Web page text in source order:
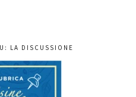
LA DISCUSSIONE